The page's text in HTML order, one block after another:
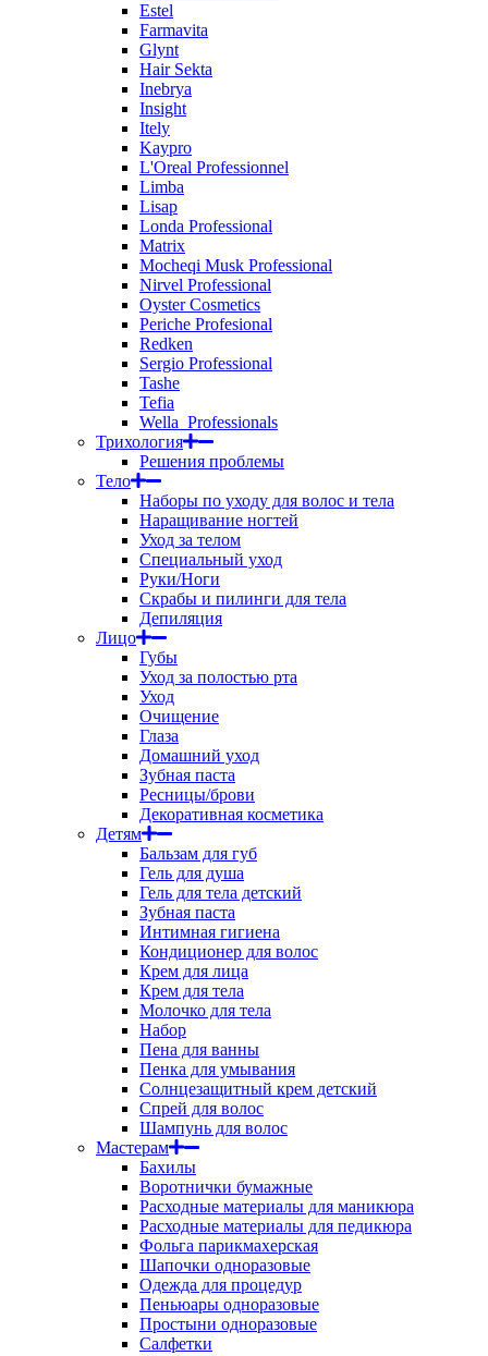
Estel
Farmavita
Glynt
Hair Sekta
Inebrya
Insight
Itely
Kaypro
L'Oreal Professionnel
Limba
Lisap
Londa Professional
Matrix
Mocheqi Musk Professional
Nirvel Professional
Oyster Cosmetics
Periche Profesional
Redken
Sergio Professional
Tashe
Tefia
Wella_Professionals
Трихология
Решения проблемы
Тело
Наборы по уходу для волос и тела
Наращивание ногтей
Уход за телом
Специальный уход
Руки/Ноги
Скрабы и пилинги для тела
Депиляция
Лицо
Губы
Уход за полостью рта
Уход
Очищение
Глаза
Домашний уход
Зубная паста
Ресницы/брови
Декоративная косметика
Детям
Бальзам для губ
Гель для душа
Гель для тела детский
Зубная паста
Интимная гигиена
Кондиционер для волос
Крем для лица
Крем для тела
Молочко для тела
Набор
Пена для ванны
Пенка для умывания
Солнцезащитный крем детский
Спрей для волос
Шампунь для волос
Мастерам
Бахилы
Воротнички бумажные
Расходные материалы для маникюра
Расходные материалы для педикюра
Фольга парикмахерская
Шапочки одноразовые
Одежда для процедур
Пеньюары одноразовые
Простыни одноразовые
Салфетки